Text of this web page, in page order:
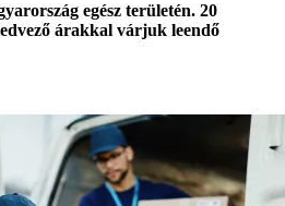
egész területén. 20
árakkal várjuk leendő